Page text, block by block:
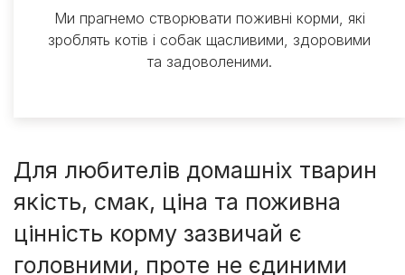
Ми прагнемо створювати поживні корми, які
зроблять котів і собак щасливими, здоровими
та задоволеними.
Для любителів домашніх тварин
якість, смак, ціна та поживна
цінність корму зазвичай є
головними, проте не єдиними